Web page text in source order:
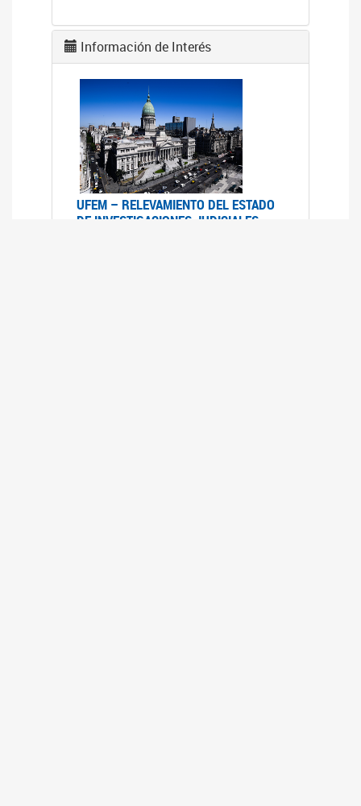
Información de Interés
UFEM – RELEVAMIENTO DEL ESTADO
DE INVESTIGACIONES JUDICIALES